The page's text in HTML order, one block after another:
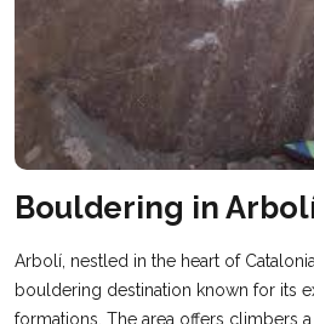
Bouldering in
Arbolí, nestled in the heart of
bouldering destination known for its
formations. The area offers climbers